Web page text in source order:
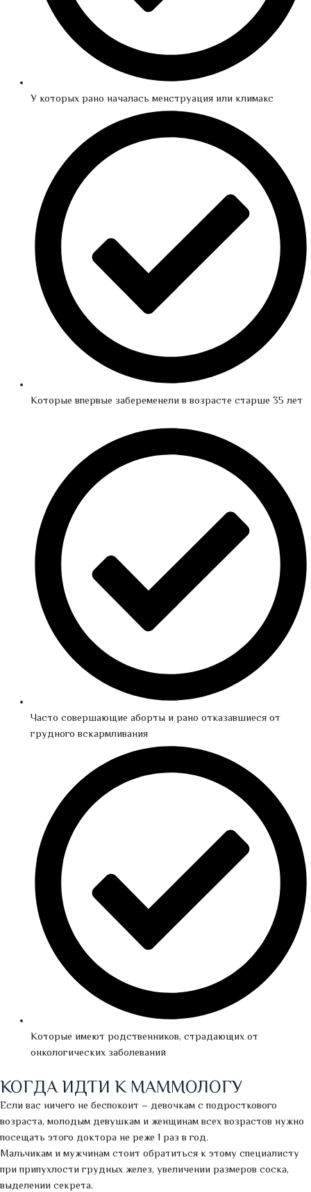
У которых рано началась менструация или климакс
Которые впервые забеременели в возрасте старше 35 лет
Часто совершающие аборты и рано отказавшиеся от
грудного вскармливания
Которые имеют родственников, страдающих от
онкологических заболеваний
КОГДА ИДТИ К МАММОЛОГУ
Если вас ничего не беспокоит – девочкам с подросткового
возраста, молодым девушкам и женщинам всех возрастов нужно
посещать этого доктора не реже 1 раз в год.
Мальчикам и мужчинам стоит обратиться к этому специалисту
при припухлости грудных желез, увеличении размеров соска,
выделении секрета.